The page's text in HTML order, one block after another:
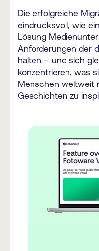
Die erfolgreiche
eindrucksvoll, wie
Lösung
Anforderungen der
halten – und sich
konzentrieren, was
Menschen weltweit
Geschichten zu